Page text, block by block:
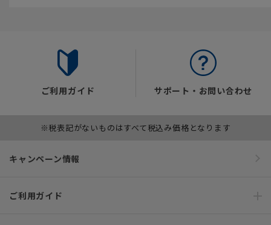
ご利用ガイド サポート・お問い合わせ
※税表記がないものはすべて税込み価格となります
キャンペーン情報
ご利用ガイド